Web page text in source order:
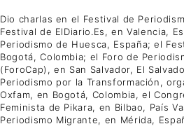
Dio charlas en el Festival de
Festival de ElDiario.Es, en Valencia,
Periodismo de Huesca, España; el
Bogotá, Colombia; el Foro de
(ForoCap), en San Salvador, El
Periodismo por la Transformación,
Oxfam, en Bogotá, Colombia, el
Feminista de Pikara, en Bilbao, País
Periodismo Migrante, en Mérida,